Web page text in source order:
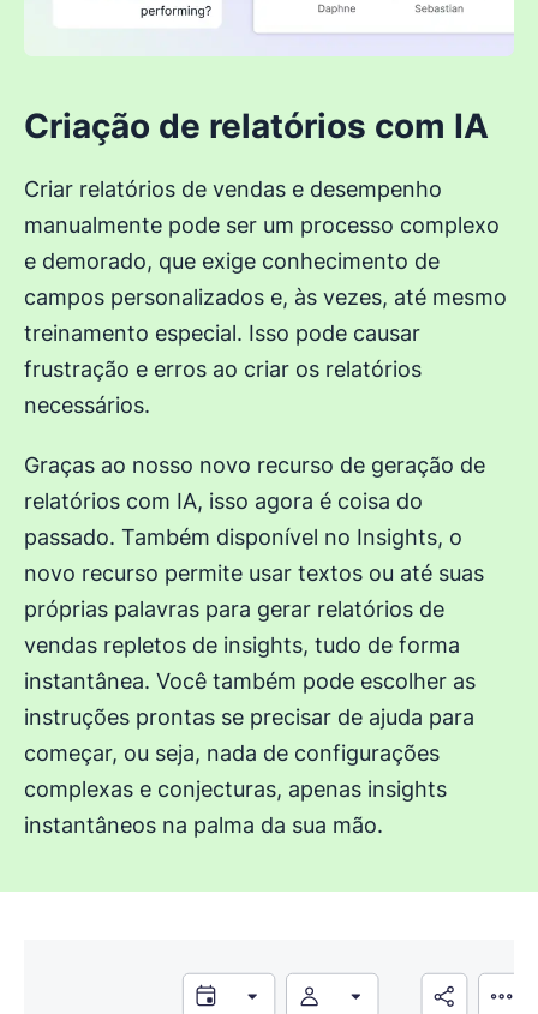
Criação de relatórios com IA
Criar relatórios de vendas e desempenho
manualmente pode ser um processo complexo
e demorado, que exige conhecimento de
campos personalizados e, às vezes, até mesmo
treinamento especial. Isso pode causar
frustração e erros ao criar os relatórios
necessários.
Graças ao nosso novo recurso de geração de
relatórios com IA, isso agora é coisa do
passado. Também disponível no Insights, o
novo recurso permite usar textos ou até suas
próprias palavras para gerar relatórios de
vendas repletos de insights, tudo de forma
instantânea. Você também pode escolher as
instruções prontas se precisar de ajuda para
começar, ou seja, nada de configurações
complexas e conjecturas, apenas insights
instantâneos na palma da sua mão.